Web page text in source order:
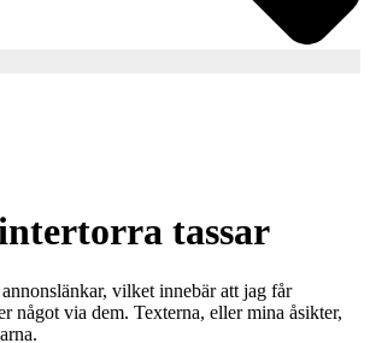
tassar
vilket innebär att jag får
något via dem. Texterna, eller mina åsikter,